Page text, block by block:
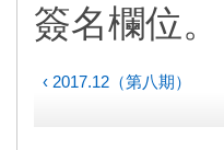
簽名欄位。
‹ 2017.12（第八期）